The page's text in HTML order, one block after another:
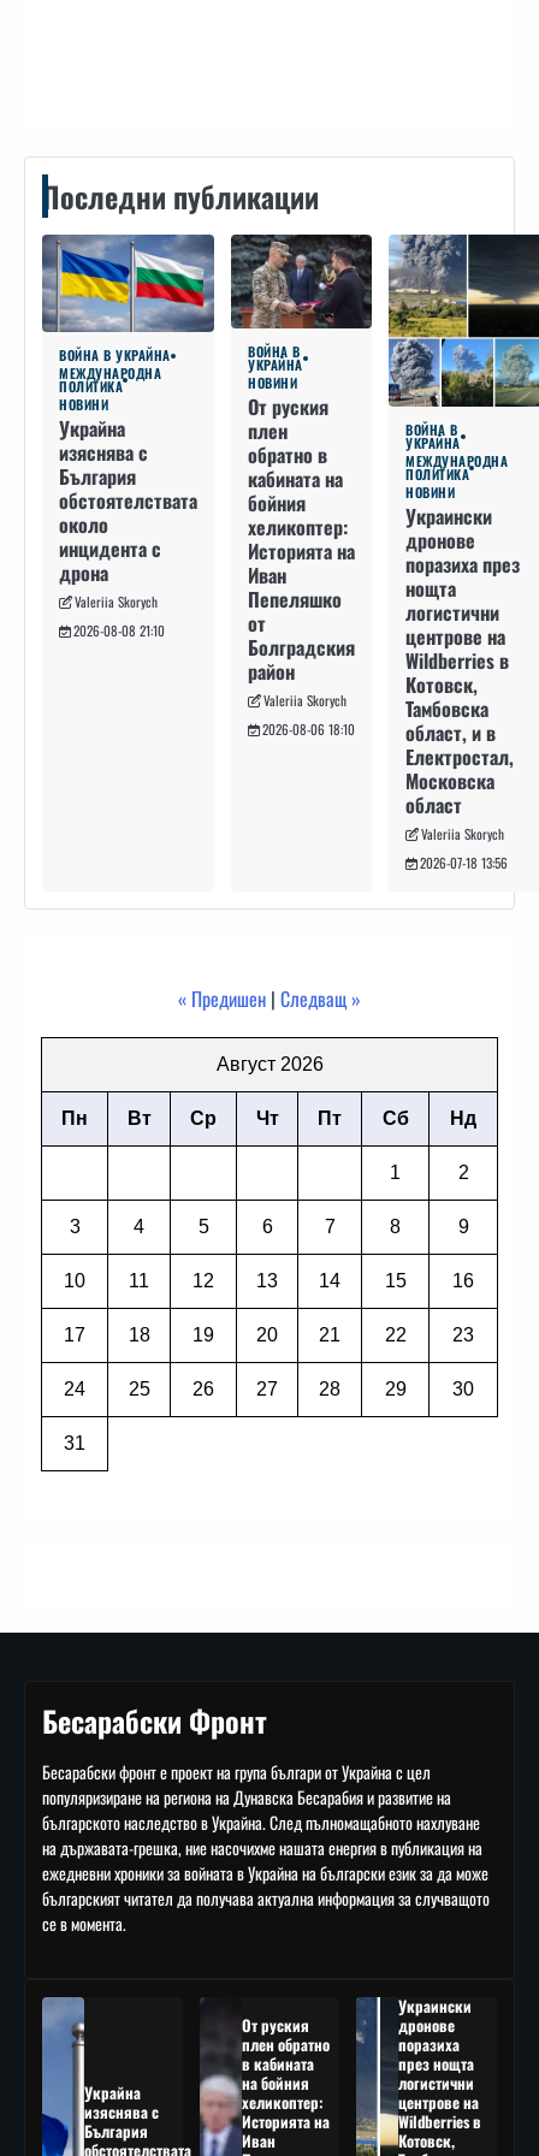
Последни публикации
ВОЙНА В УКРАЙНА
МЕЖДУНАРОДНА
ПОЛИТИКА
НОВИНИ
Украйна
изяснява с
България
обстоятелствата
около
инцидента с
дрона
Valeriia Skorych
2026-08-08 21:10
ВОЙНА В
УКРАЙНА
НОВИНИ
От руския
плен
обратно в
кабината на
бойния
хеликоптер:
Историята на
Иван
Пепеляшко
от
Болградския
район
Valeriia Skorych
2026-08-06 18:10
ВОЙНА В
УКРАЙНА
МЕЖДУНАРОДНА
ПОЛИТИКА
НОВИНИ
Украински
дронове
поразиха през
нощта
логистични
центрове на
Wildberries в
Котовск,
Тамбовска
област, и в
Електростал,
Московска
област
Valeriia Skorych
2026-07-18 13:56
« Предишен | Следващ »
Август 2026
Пн Вт Ср Чт Пт Сб Нд
1 2
3 4 5 6 7 8 9
10 11 12 13 14 15 16
17 18 19 20 21 22 23
24 25 26 27 28 29 30
31
Бесарабски Фронт
Бесарабски фронт е проект на група българи от Украйна с цел
популяризиране на региона на Дунавска Бесарабия и развитие на
българското наследство в Украйна. След пълномащабното нахлуване
на държавата-грешка, ние насочихме нашата енергия в публикация на
ежедневни хроники за войната в Украйна на български език за да може
българският читател да получава актуална информация за случващото
се в момента.
Украйна
изяснява с
България
обстоятелствата
От руския
плен обратно
в кабината
на бойния
хеликоптер:
Историята на
Иван
Украински
дронове
поразиха
през нощта
логистични
центрове на
Wildberries в
Котовск,